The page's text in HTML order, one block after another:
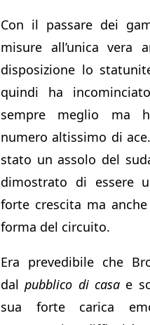
Con il passare dei
misure all’unica vera
disposizione lo
quindi ha
sempre meglio ma
numero altissimo di
stato un assolo del
dimostrato di essere
forte crescita ma
forma del circuito.
Era prevedibile che
dalpubblico di casa e
sua forte carica